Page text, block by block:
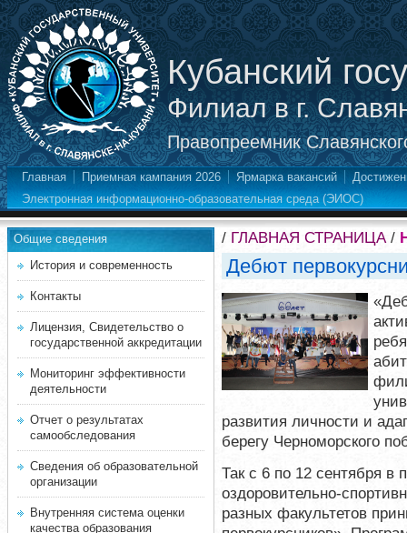
Кубанский
Филиал в г.
Правопреемник
Главная Приемная кампания 2026 Ярмарка вакансий
Электронная информационно-образовательная среда (ЭИОС)
Общие сведения
История и современность
Контакты
Лицензия, Свидетельство о
государственной аккредитации
Мониторинг эффективности
деятельности
Отчет о результатах
самообследования
Сведения об образовательной
организации
Внутренняя система оценки
качества образования
/ ГЛАВНАЯ СТРАНИЦА/
Дебют
развития личности и
берегу Черноморского
Так с 6 по 12 сентября в
оздоровительно-
разных факультетов